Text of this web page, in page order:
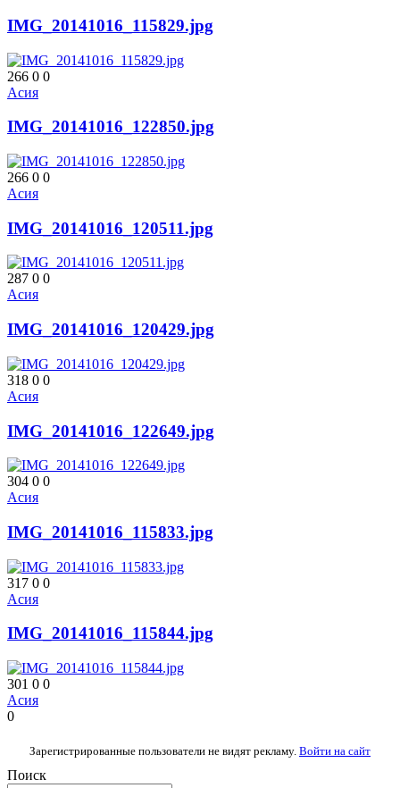
IMG_20141016_115829.jpg
266 0 0
Асия
IMG_20141016_122850.jpg
266 0 0
Асия
IMG_20141016_120511.jpg
287 0 0
Асия
IMG_20141016_120429.jpg
318 0 0
Асия
IMG_20141016_122649.jpg
304 0 0
Асия
IMG_20141016_115833.jpg
317 0 0
Асия
IMG_20141016_115844.jpg
301 0 0
Асия
0
Зарегистрированные пользователи не видят рекламу. Войти на сайт
Поиск